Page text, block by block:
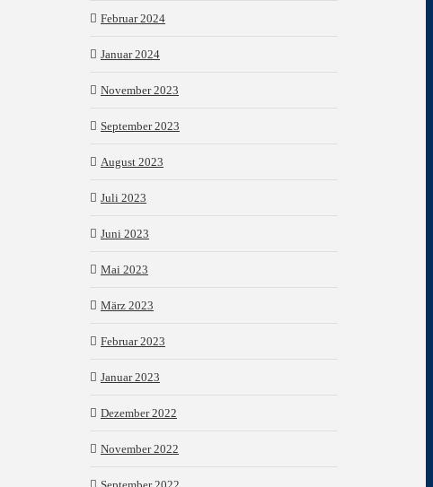
Februar 2024
Januar 2024
November 2023
September 2023
August 2023
Juli 2023
Juni 2023
Mai 2023
März 2023
Februar 2023
Januar 2023
Dezember 2022
November 2022